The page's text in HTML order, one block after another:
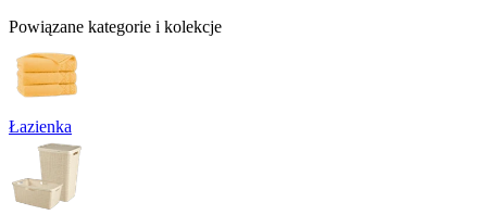
Powiązane kategorie i kolekcje
Łazienka